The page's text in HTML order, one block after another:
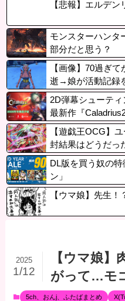
【悲報】エルデ
モンスターハンタ
部分だと思う？
【画像】70過ぎ
逝→娘が活動記録
2D弾幕シューテ
最新作『
ダウンロード版が
【遊戯王OCG】
封結果はどうだっ
DL版を買う奴の
ン」
【ウマ娘】先生
【ウマ娘
がって…モ
2025
1/12
5ch、おんj、ふたばまとめ